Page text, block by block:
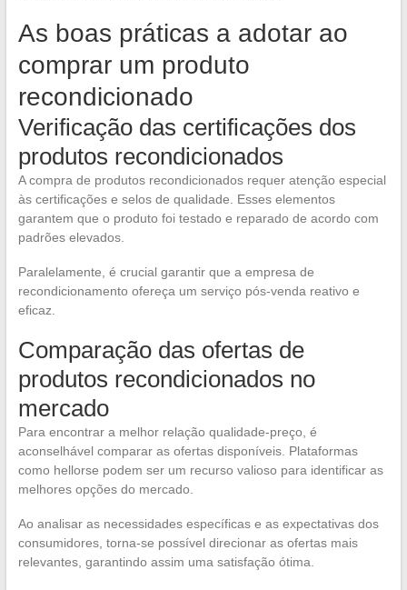
As boas práticas a adotar ao
comprar um produto
recondicionado
Verificação das certificações dos
produtos recondicionados
A compra de produtos recondicionados requer atenção especial
às certificações e selos de qualidade. Esses elementos
garantem que o produto foi testado e reparado de acordo com
padrões elevados.
Paralelamente, é crucial garantir que a empresa de
recondicionamento ofereça um serviço pós-venda reativo e
eficaz.
Comparação das ofertas de
produtos recondicionados no
mercado
Para encontrar a melhor relação qualidade-preço, é
aconselhável comparar as ofertas disponíveis. Plataformas
como hellorse podem ser um recurso valioso para identificar as
melhores opções do mercado.
Ao analisar as necessidades específicas e as expectativas dos
consumidores, torna-se possível direcionar as ofertas mais
relevantes, garantindo assim uma satisfação ótima.